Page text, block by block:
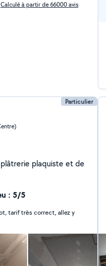
Calculé à partir de 66000 avis
Particulier
: 5/5
tarif très correct, allez y